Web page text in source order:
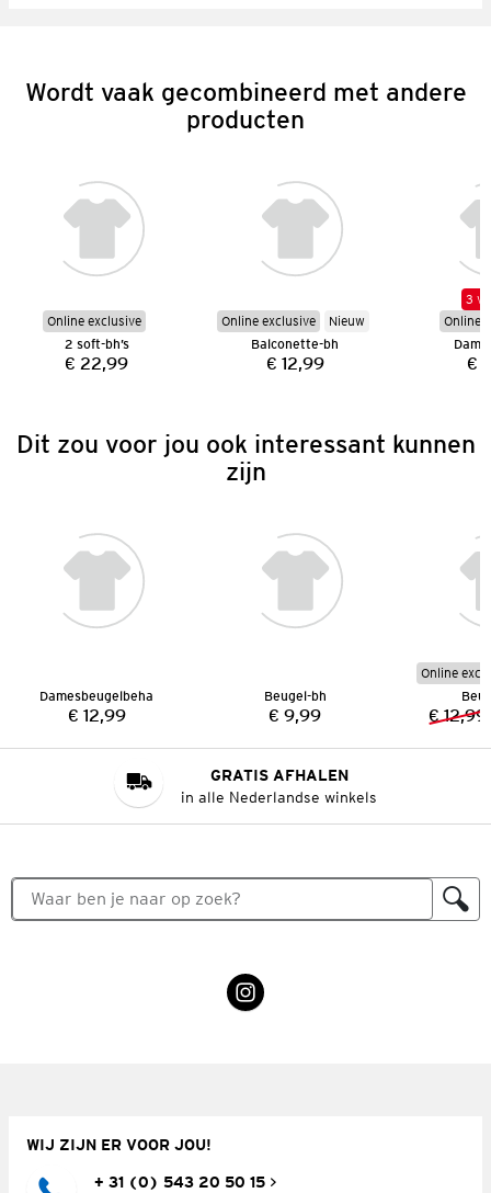
Wordt vaak gecombineerd met andere
producten
Online exclusive
2 soft-bh’s
Prijs:
€ 22,99
Online exclusive
Nieuw
Balconette-bh
Prijs:
€ 12,99
3
Online
€
Dit zou voor jou ook interessant kunnen
zijn
Damesbeugelbeha
Prijs:
€ 12,99
Beugel-bh
Prijs:
€ 9,99
Online
€ 12,99
GRATIS AFHALEN
in alle Nederlandse winkels
WIJ ZIJN ER VOOR JOU!
+ 31 (0) 543 20 50 15